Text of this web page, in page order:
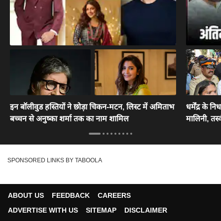
इन बॉलीवुड हस्तियों ने छोड़ा चिकन-मटन, लिस्ट में अमिताभ
बच्चन से अनुष्का शर्मा तक का नाम शामिल
धर्मेंद्र के
मालिनी,
SPONSORED LINKS BY TABOOLA
ABOUT US FEEDBACK
CAREERS
ADVERTISE WITH US
SITEMAP
DISCLAIMER